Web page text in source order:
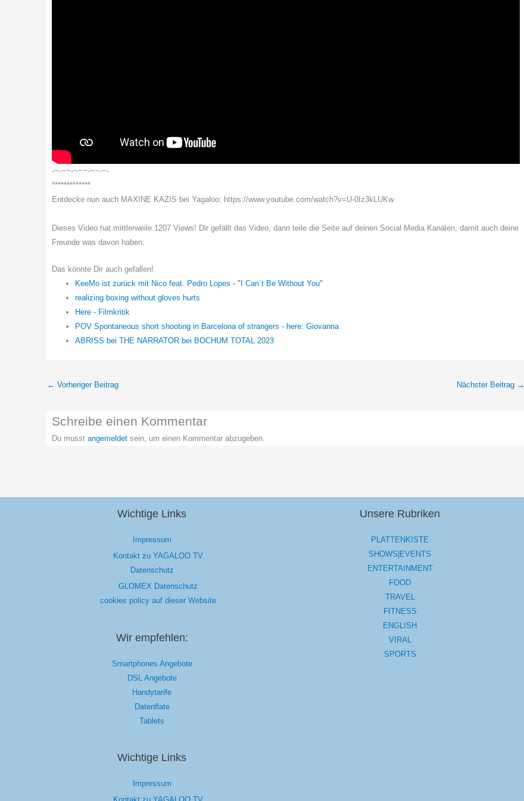
-~-~~-~~~-~~-~-
*************
Entdecke nun auch MAXINE KAZIS bei Yagaloo: https://www.youtube.com/watch?v=U-0Iz3kLUKw
Dieses Video hat mittlerweile 1207 Views! Dir gefällt das Video, dann teile die Seite auf deinen Social Media Kanälen, damit auch deine
Freunde was davon haben.
Das könnte Dir auch gefallen!
KeeMo ist zurück mit Nico feat. Pedro Lopes - "I Can´t Be Without You"
realizing boxing without gloves hurts
Here - Filmkritik
POV Spontaneous short shooting in Barcelona of strangers - here: Giovanna
ABRISS bei THE NARRATOR bei BOCHUM TOTAL 2023
← Vorheriger Beitrag Nächster Beitrag →
Schreibe einen Kommentar
Du musst angemeldet sein, um einen Kommentar abzugeben.
Wichtige Links
Impressum
Kontakt zu YAGALOO.TV
Datenschutz
GLOMEX Datenschutz
cookies policy auf dieser Website
Wir empfehlen:
Smartphones Angebote
DSL Angebote
Handytarife
Datenflate
Tablets
Wichtige Links
Impressum
Unsere Rubriken
PLATTENKISTE
SHOWS|EVENTS
ENTERTAINMENT
FOOD
TRAVEL
FITNESS
ENGLISH
VIRAL
SPORTS